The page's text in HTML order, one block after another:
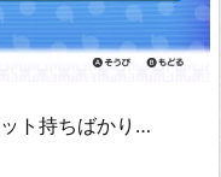
ト持ちばかり…